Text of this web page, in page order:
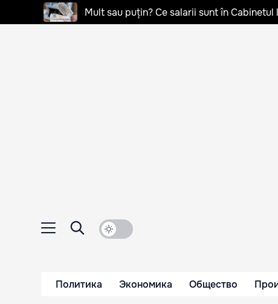
Mult sau puțin? Ce salarii sunt în Cabinetul
Политика Экономика Общество